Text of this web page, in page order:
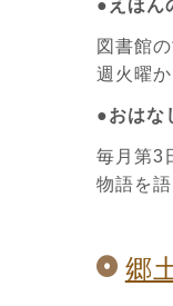
●えほん
図書館
週火曜
●おはな
毎月第3
物語を語
郷